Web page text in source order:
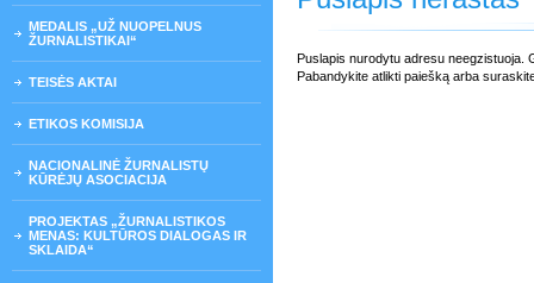
MEDALIS „UŽ NUOPELNUS
ŽURNALISTIKAI“
TEISĖS AKTAI
ETIKOS KOMISIJA
NACIONALINĖ ŽURNALISTŲ
KŪRĖJŲ ASOCIACIJA
PROJEKTAS „ŽURNALISTIKOS
MENAS: KULTŪROS DIALOGAS IR
SKLAIDA“
Puslapis nurodytu adresu neegzistuoja.
Pabandykite atlikti paiešką arba